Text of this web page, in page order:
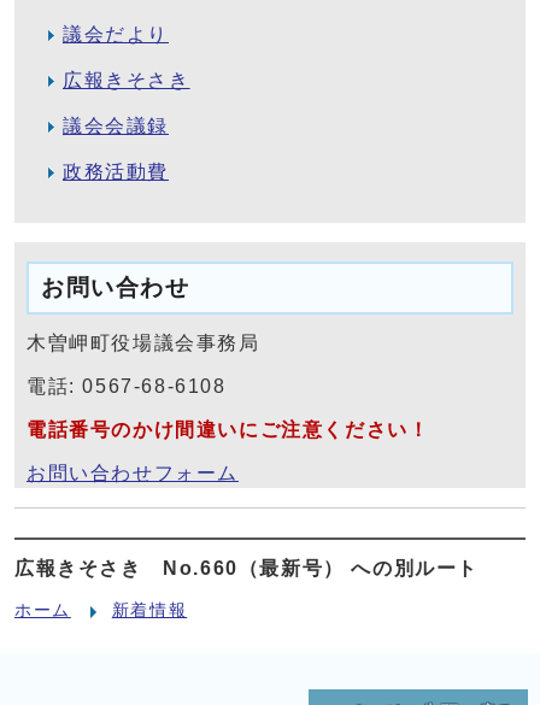
議会だより
広報きそさき
議会会議録
政務活動費
お問い合わせ
木曽岬町役場議会事務局
電話: 0567-68-6108
電話番号のかけ間違いにご注意ください！
お問い合わせフォーム
広報きそさき No.660（最新号） への別ルート
ホーム 新着情報